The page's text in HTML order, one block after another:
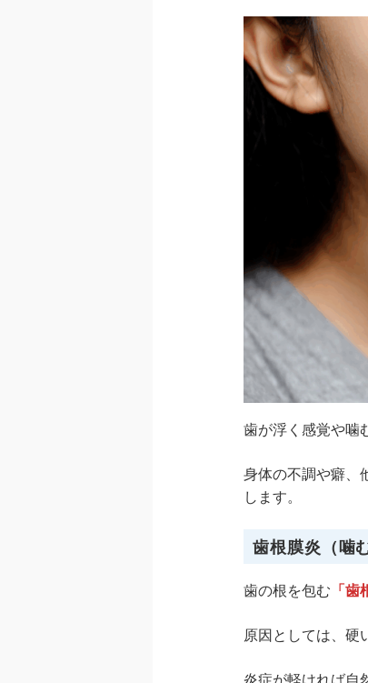
歯が浮く感覚や噛
身体の不調や癖、
します。
歯根膜炎（噛
歯の根を包む 「歯
原因としては、硬
炎症が軽ければ自